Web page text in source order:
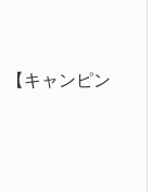
キャンピン